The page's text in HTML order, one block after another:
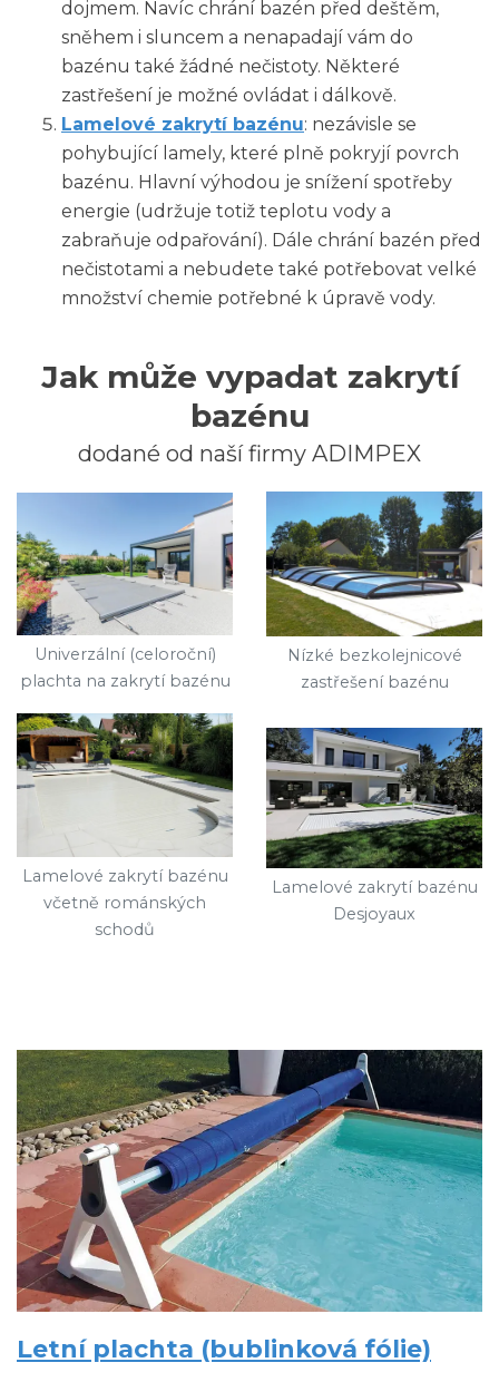
dojmem. Navíc chrání bazén před deštěm,
sněhem i sluncem a nenapadají vám do
bazénu také žádné nečistoty. Některé
zastřešení je možné ovládat i dálkově.
Lamelové zakrytí bazénu: nezávisle se
pohybující lamely, které plně pokryjí povrch
bazénu. Hlavní výhodou je snížení spotřeby
energie (udržuje totiž teplotu vody a
zabraňuje odpařování). Dále chrání bazén před
nečistotami a nebudete také potřebovat velké
množství chemie potřebné k úpravě vody.
Jak může vypadat zakrytí
bazénu
dodané od naší firmy ADIMPEX
Univerzální (celoroční)
plachta na zakrytí bazénu
Nízké bezkolejnicové
zastřešení bazénu
Lamelové zakrytí bazénu
včetně románských
schodů
Lamelové zakrytí bazénu
Desjoyaux
Letní plachta (bublinková fólie)